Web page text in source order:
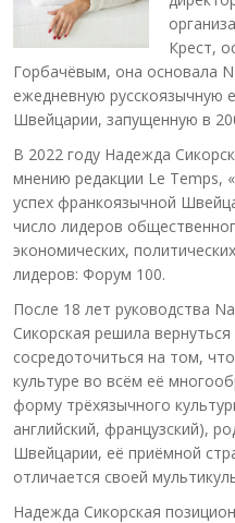
Крест,
Горбачёвым, она основала
ежедневную русскоязычную
Швейцарии, запущенную в
В 2022 году Надежда
мнению редакции Le Temps,
успех франкоязычной
число лидеров
экономических,
лидеров: Форум 100.
После 18 лет руководства
Сикорская решила
сосредоточиться на том,
культуре во всём её
форму трёхязычного
английский, французский),
Швейцарии, её приёмной
отличается своей
Надежда Сикорская